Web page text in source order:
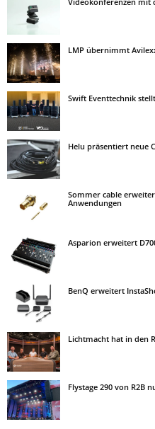
LMP übernimmt
Swift Eventtechnik
Helu präsentiert neue
Sommer cable
Anwendungen
Asparion erweitert
BenQ erweitert
Lichtmacht hat in den
Flystage 290 von R2B